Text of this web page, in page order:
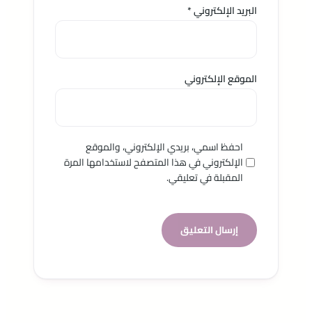
البريد الإلكتروني*
الموقع الإلكتروني
احفظ اسمي، بريدي الإلكتروني، والموقع
الإلكتروني في هذا المتصفح لاستخدامها المرة
المقبلة في تعليقي.